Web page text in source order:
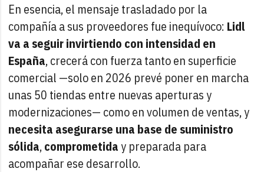
En esencia, el mensaje trasladado por la
compañía a sus proveedores fue inequívoco: Lidl
va a seguir invirtiendo con intensidad en
España, crecerá con fuerza tanto en superficie
comercial —solo en 2026 prevé poner en marcha
unas 50 tiendas entre nuevas aperturas y
modernizaciones— como en volumen de ventas, y
necesita asegurarse una base de suministro
sólida,comprometiday preparada para
acompañar ese desarrollo.